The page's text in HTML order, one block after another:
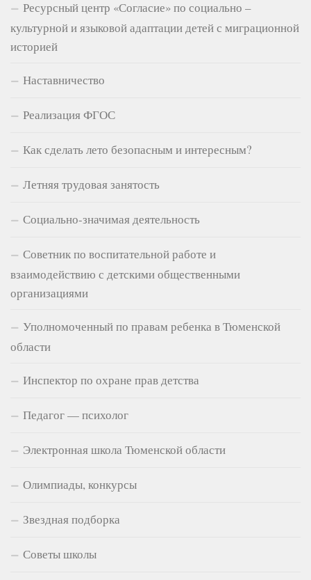
Ресурсный центр «Согласие» по социально –
культурной и языковой адаптации детей с миграционной
историей
Наставничество
Реализация ФГОС
Как сделать лето безопасным и интересным?
Летняя трудовая занятость
Социально-значимая деятельность
Советник по воспитательной работе и
взаимодействию с детскими общественными
организациями
Уполномоченный по правам ребенка в Тюменской
области
Инспектор по охране прав детства
Педагог — психолог
Электронная школа Тюменской области
Олимпиады, конкурсы
Звездная подборка
Советы школы